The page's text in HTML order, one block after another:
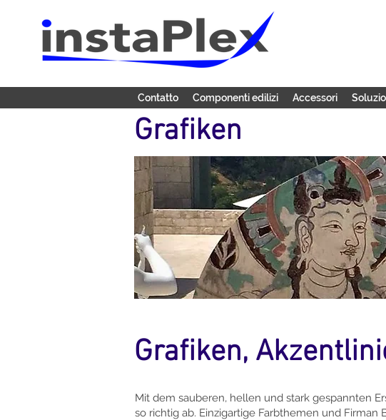
Contatto Componenti edilizi Accessori
Grafiken
Grafiken,
Mit dem sauberen, hellen und stark gespannten
so richtig ab. Einzigartige Farbthemen und